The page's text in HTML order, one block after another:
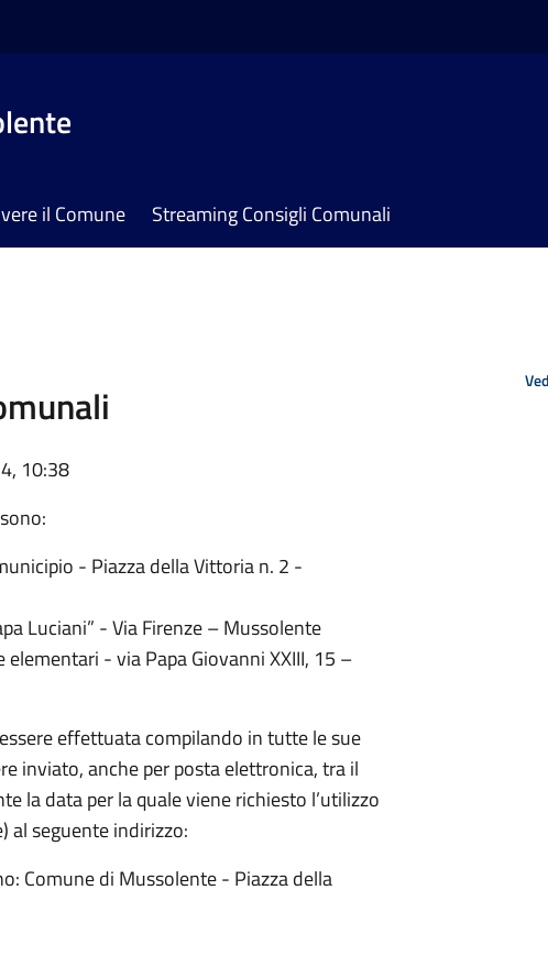
il Comune Streaming Consigli Comunali
10:38
- Piazza della Vittoria n. 2 -
Luciani” - Via Firenze – Mussolente
- via Papa Giovanni XXIII, 15 –
effettuata compilando in tutte le sue
inviato, anche per posta elettronica, tra il
la data per la quale viene richiesto l’utilizzo
al seguente indirizzo:
Comune di Mussolente - Piazza della